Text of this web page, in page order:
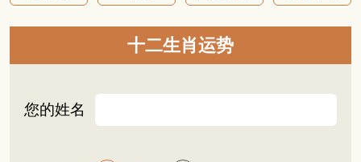
十二生肖运势
您的姓名